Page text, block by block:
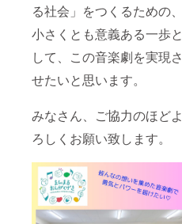
る社会」をつくるための、
小さくとも意義ある一歩と
して、この音楽劇を実現さ
せたいと思います。
みなさん、ご協力のほどよ
ろしくお願い致します。